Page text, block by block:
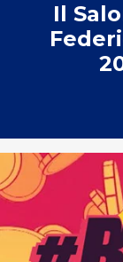
Il